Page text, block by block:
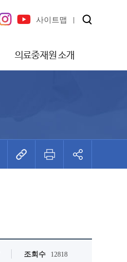
사이트맵
의료중재원 소개
조회수 12818